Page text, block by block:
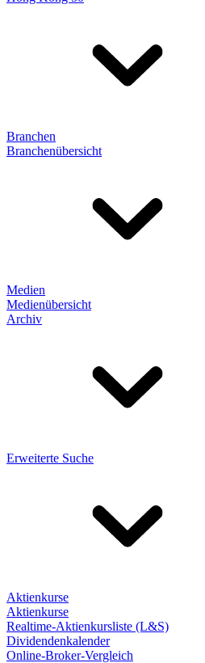
Branchen
Branchenübersicht
Medien
Medienübersicht
Archiv
Erweiterte Suche
Aktienkurse
Aktienkurse
Realtime-Aktienkursliste (L&S)
Dividendenkalender
Online-Broker-Vergleich